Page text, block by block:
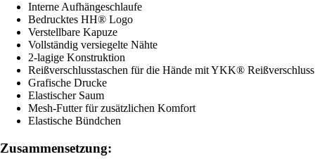
Interne Aufhängeschlaufe
Bedrucktes HH® Logo
Verstellbare Kapuze
Vollständig versiegelte Nähte
2-lagige Konstruktion
Reißverschlusstaschen für die Hände mit YKK® Reißverschluss
Grafische Drucke
Elastischer Saum
Mesh-Futter für zusätzlichen Komfort
Elastische Bündchen
Zusammensetzung: